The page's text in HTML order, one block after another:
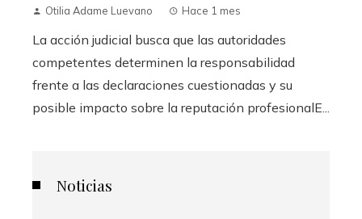
Otilia Adame Luevano Hace 1 mes
La acción judicial busca que las autoridades
competentes determinen la responsabilidad
frente a las declaraciones cuestionadas y su
posible impacto sobre la reputación profesionalE...
Noticias